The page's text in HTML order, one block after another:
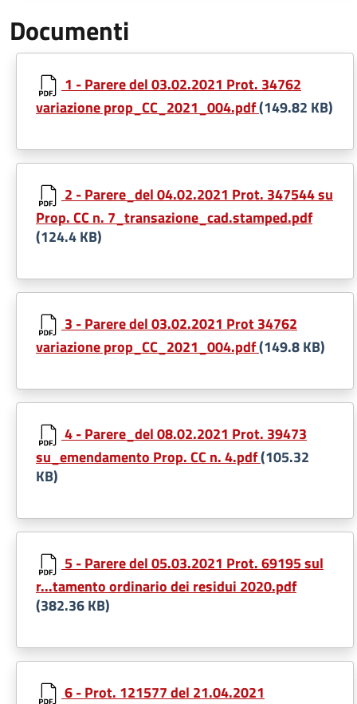
Documenti
1 - Parere del 03.02.2021 Prot. 34762
variazione prop_CC_2021_004.pdf(149.82 KB)
2 - Parere_del 04.02.2021 Prot. 347544 su
Prop. CC n. 7_transazione_cad.stamped.pdf
(124.4 KB)
3 - Parere del 03.02.2021 Prot 34762
variazione prop_CC_2021_004.pdf(149.8 KB)
4 - Parere_del 08.02.2021 Prot. 39473
su_emendamento Prop. CC n. 4.pdf(105.32
KB)
5 - Parere del 05.03.2021 Prot. 69195 sul
r...tamento ordinario dei residui 2020.pdf
(382.36 KB)
6 - Prot. 121577 del 21.04.2021